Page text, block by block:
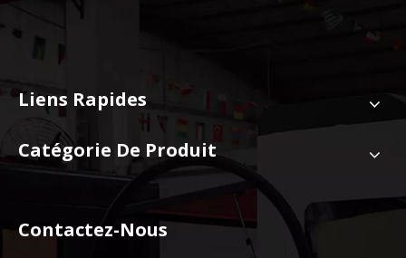
Liens Rapides
Catégorie De Produit
Contactez-Nous